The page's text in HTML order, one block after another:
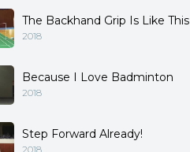
The Backhand Grip Is Like This
2018
Because I Love Badminton
2018
Step Forward Already!
2018